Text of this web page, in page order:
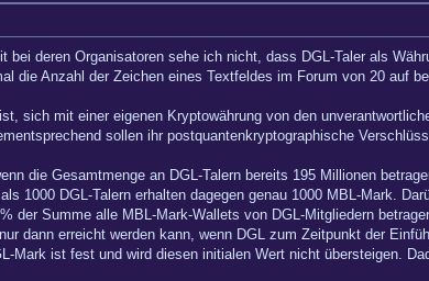
deren Organisatoren sehe ich nicht, dass DGL-Taler als
die Anzahl der Zeichen eines Textfeldes im Forum von 20 auf
sich mit einer eigenen Kryptowährung von den
sollen ihr postquantenkryptographische
die Gesamtmenge an DGL-Talern bereits 195 Millionen
1000 DGL-Talern erhalten dagegen genau 1000 MBL-Mark.
der Summe alle MBL-Mark-Wallets von DGL-Mitgliedern
dann erreicht werden kann, wenn DGL zum Zeitpunkt der
ist fest und wird diesen initialen Wert nicht übersteigen.